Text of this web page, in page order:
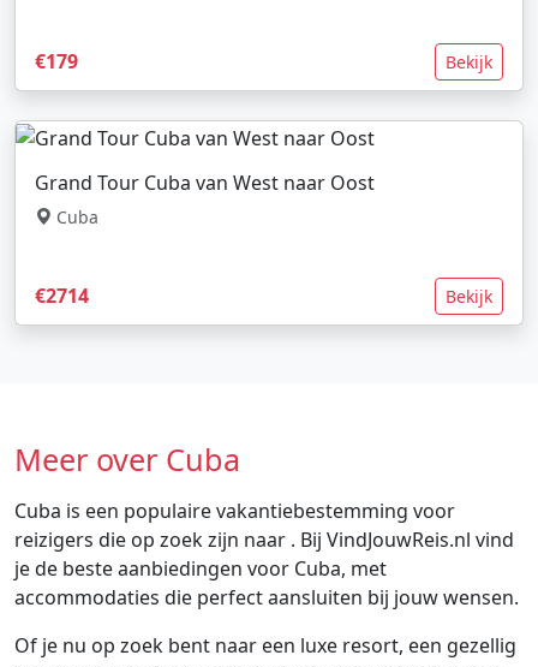
€179 Bekijk
Grand Tour Cuba van West naar Oost
Cuba
€2714 Bekijk
Meer over Cuba
Cuba is een populaire vakantiebestemming voor
reizigers die op zoek zijn naar . Bij VindJouwReis.nl vind
je de beste aanbiedingen voor Cuba, met
accommodaties die perfect aansluiten bij jouw wensen.
Of je nu op zoek bent naar een luxe resort, een gezellig